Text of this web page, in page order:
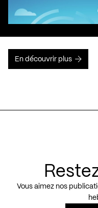
En découvrir plus
Vous aimez nos